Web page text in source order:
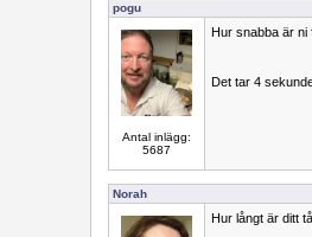
pogu
Antal inlägg:
5687
Hur snabba är ni
Det tar 4
Norah
Hur långt är ditt